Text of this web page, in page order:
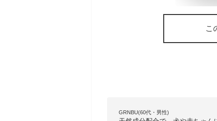
こ
GRNBU(60代・男性)